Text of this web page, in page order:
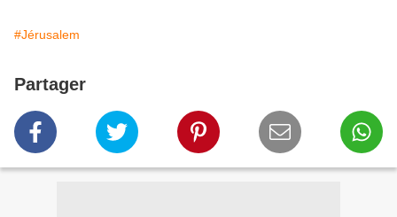
#Jérusalem
Partager